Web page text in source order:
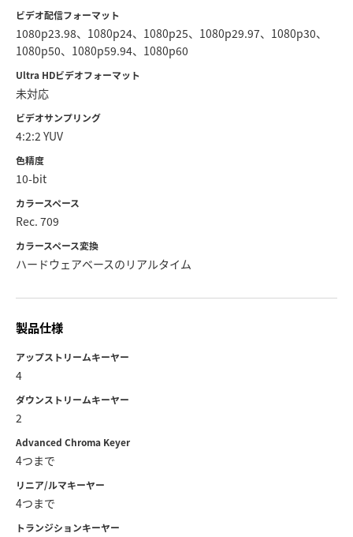
ビデオ配信フォーマット
1080p23.98、1080p24、1080p25、1080p29.97、1080p30、
1080p50、1080p59.94、1080p60
Ultra HDビデオフォーマット
未対応
ビデオサンプリング
4:2:2 YUV
色精度
10-bit
カラースペース
Rec. 709
カラースペース変換
ハードウェアベースのリアルタイム
製品仕様
アップストリームキーヤー
4
ダウンストリームキーヤー
2
Advanced Chroma Keyer
4つまで
リニア/ルマキーヤー
4つまで
トランジションキーヤー